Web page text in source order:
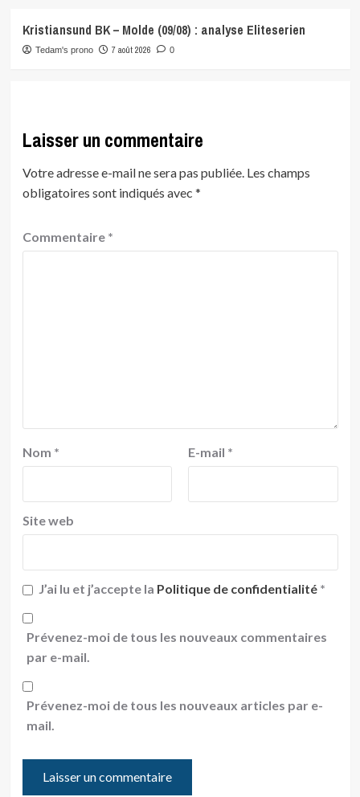
Kristiansund BK – Molde (09/08) : analyse Eliteserien
Tedam's prono 7 août 2026 0
Laisser un commentaire
Votre adresse e-mail ne sera pas publiée. Les champs
obligatoires sont indiqués avec *
Commentaire *
Nom * E-mail *
Site web
J’ai lu et j’accepte la Politique de confidentialité *
Prévenez-moi de tous les nouveaux commentaires
par e-mail.
Prévenez-moi de tous les nouveaux articles par e-
mail.